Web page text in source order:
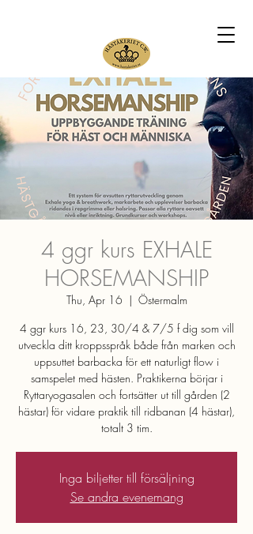
4 ggr kurs EXHALE
HORSEMANSHIP
Thu, Apr 16
  |
Östermalm
4 ggr kurs 16, 23, 30/4 & 7/5 f dig som vill
utveckla ditt kroppsspråk både från marken och
uppsuttet barbacka för ett naturligt flow i
samspelet med hästen. Praktikerna börjar i
Ryttaryogasalen och fortsätter ut till gården (2
hästar) för vidare praktik till ridbanan (4 hästar),
totalt 3 tim.
Inga biljetter till försäljning
Se andra evenemang